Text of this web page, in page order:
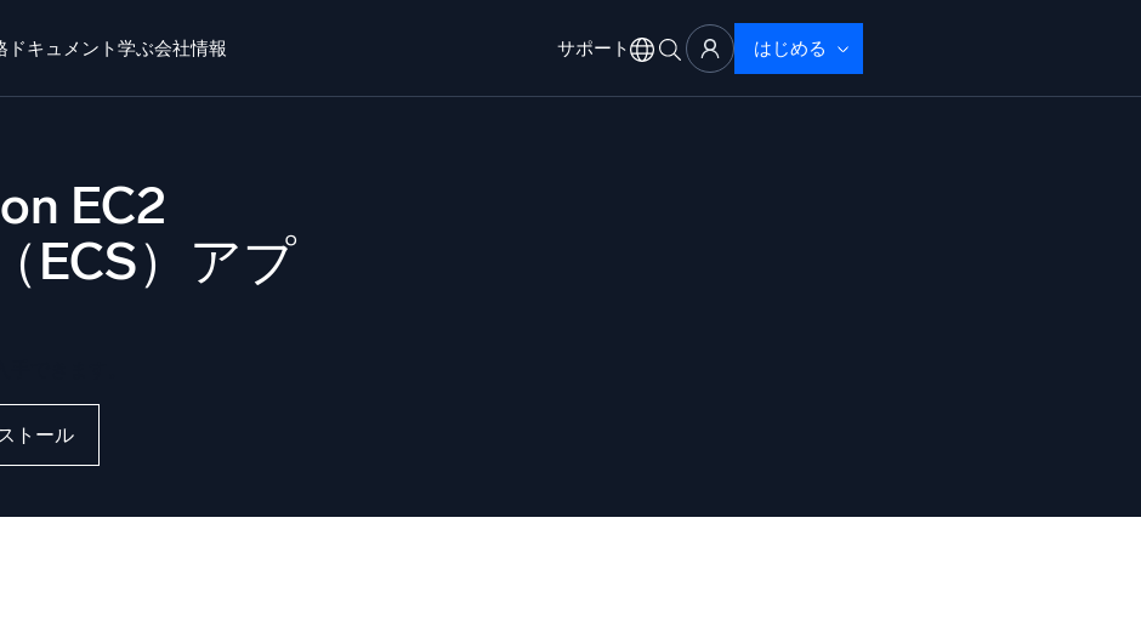
ドキュメント学ぶ会社情報 サポート はじめる
Dojo AI 新着
セキュリティ用ログ
強力なログ可視化でクラウドセキュリティを解放
EC2
ECS）アプ
トール